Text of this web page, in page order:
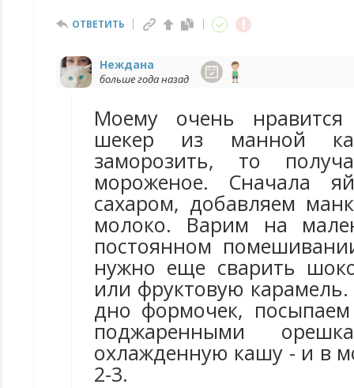
ОТВЕТИТЬ
Неждана
больше года назад
Моему очень
шекер из манной
заморозить, то
мороженое. Сначала
сахаром, добавляем
молоко. Варим на
постоянном
нужно еще сварить
или фруктовую
дно формочек,
поджаренными
охлажденную кашу - и в
2-3.